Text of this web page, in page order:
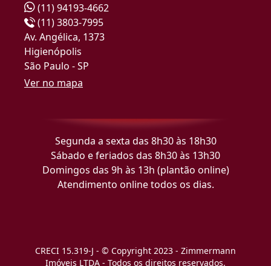
(11) 94193-4662
(11) 3803-7995
Av. Angélica, 1373
Higienópolis
São Paulo - SP
Ver no mapa
Segunda a sexta das 8h30 às 18h30
Sábado e feriados das 8h30 às 13h30
Domingos das 9h às 13h (plantão online)
Atendimento online todos os dias.
CRECI 15.319-J - © Copyright 2023 - Zimmermann
Imóveis LTDA - Todos os direitos reservados.